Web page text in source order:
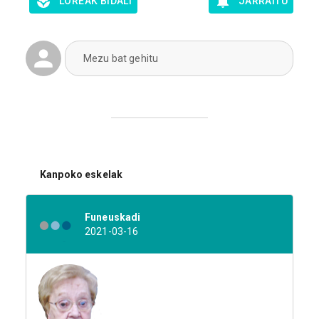
Mezu bat gehitu
Kanpoko eskelak
Funeuskadi
2021-03-16